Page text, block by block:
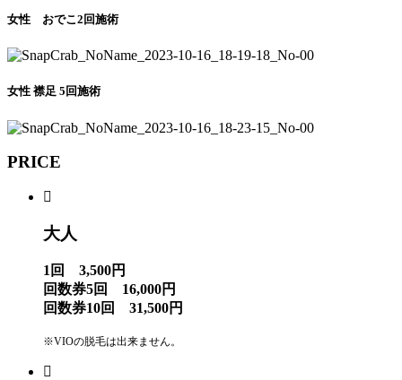
女性 おでこ2回施術
女性 襟足 5回施術
PRICE
大人
1回 3,500円
回数券5回 16,000円
回数券10回 31,500円
※VIOの脱毛は出来ません。